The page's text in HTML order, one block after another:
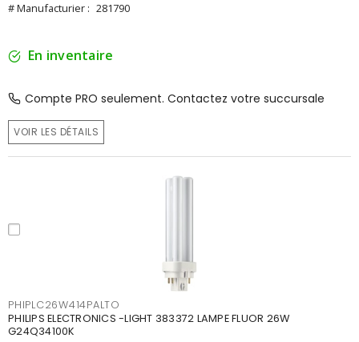
# Manufacturier : 281790
En inventaire
Compte PRO seulement. Contactez votre succursale
VOIR LES DÉTAILS
PHIPLC26W414PALTO
PHILIPS ELECTRONICS -LIGHT 383372 LAMPE FLUOR 26W
G24Q34100K